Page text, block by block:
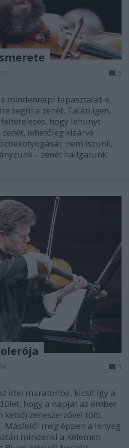
5
mindennapi tapasztalat-e,
segíti a zenét. Talán igen,
hogy lehunyt
lehetőleg kizárva
nem iszunk,
– zenét hallgatunk.
1
idei maratonba, kicsit így a
hogy a napját az ember
kettő) zeneszerzővel tölti,
Másfelől meg éppen a lényeg
mindenki a Kelemen